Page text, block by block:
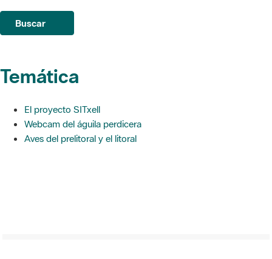
Buscar
Temática
El proyecto SITxell
Webcam del águila perdicera
Aves del prelitoral y el litoral